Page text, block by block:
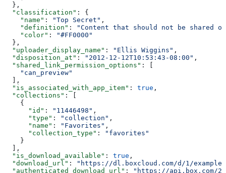
  },
  "classification"
: {
    "name"
: "Top Secret" ,
    "definition"
:
"Content that should not be shared
    "color"
:
"#FF0000"
  },
  "uploader_display_name"
: "Ellis Wiggins" ,
  "disposition_at"
: "2012-12-12T10:53:43-08:00" ,
  "shared_link_permission_options"
: [
    "can_preview"
  ],
  "is_associated_with_app_item"
: true ,
  "collections"
: [
    {
      "id"
: "11446498" ,
      "type"
: "collection" ,
      "name"
: "Favorites" ,
      "collection_type"
:
"favorites"
    }
  ],
  "is_download_available"
: true ,
  "download_url"
:
"https://dl.boxcloud.com/d/1/
  "authenticated_download_url"
:
"https://api.box.com/